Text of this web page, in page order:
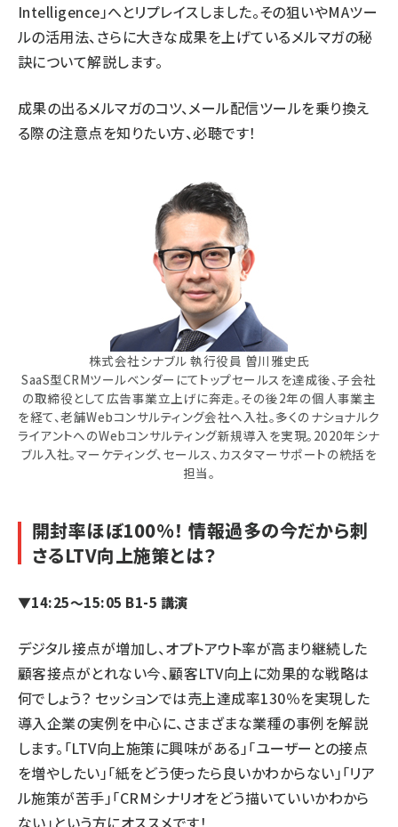
Intelligence」へとリプレイスしました。その狙いやMAツー
ルの活用法、さらに大きな成果を上げているメルマガの秘
訣について解説します。
成果の出るメルマガのコツ、メール配信ツールを乗り換え
る際の注意点を知りたい方、必聴です！
株式会社シナブル 執行役員 曽川雅史氏
SaaS型CRMツールベンダーにてトップセールスを達成後、子会社
の取締役として広告事業立上げに奔走。その後2年の個人事業主
を経て、老舗Webコンサルティング会社へ入社。多くのナショナルク
ライアントへのWebコンサルティング新規導入を実現。2020年シナ
ブル入社。マーケティング、セールス、カスタマーサポートの統括を
担当。
開封率ほぼ100%！ 情報過多の今だから刺
さるLTV向上施策とは？
▼14:25～15:05 B1-5 講演
デジタル接点が増加し、オプトアウト率が高まり継続した
顧客接点がとれない今、顧客LTV向上に効果的な戦略は
何でしょう？ セッションでは売上達成率130％を実現した
導入企業の実例を中心に、さまざまな業種の事例を解説
します。「LTV向上施策に興味がある」「ユーザーとの接点
を増やしたい」「紙をどう使ったら良いかわからない」「リア
ル施策が苦手」「CRMシナリオをどう描いていいかわから
ない」という方にオススメです！